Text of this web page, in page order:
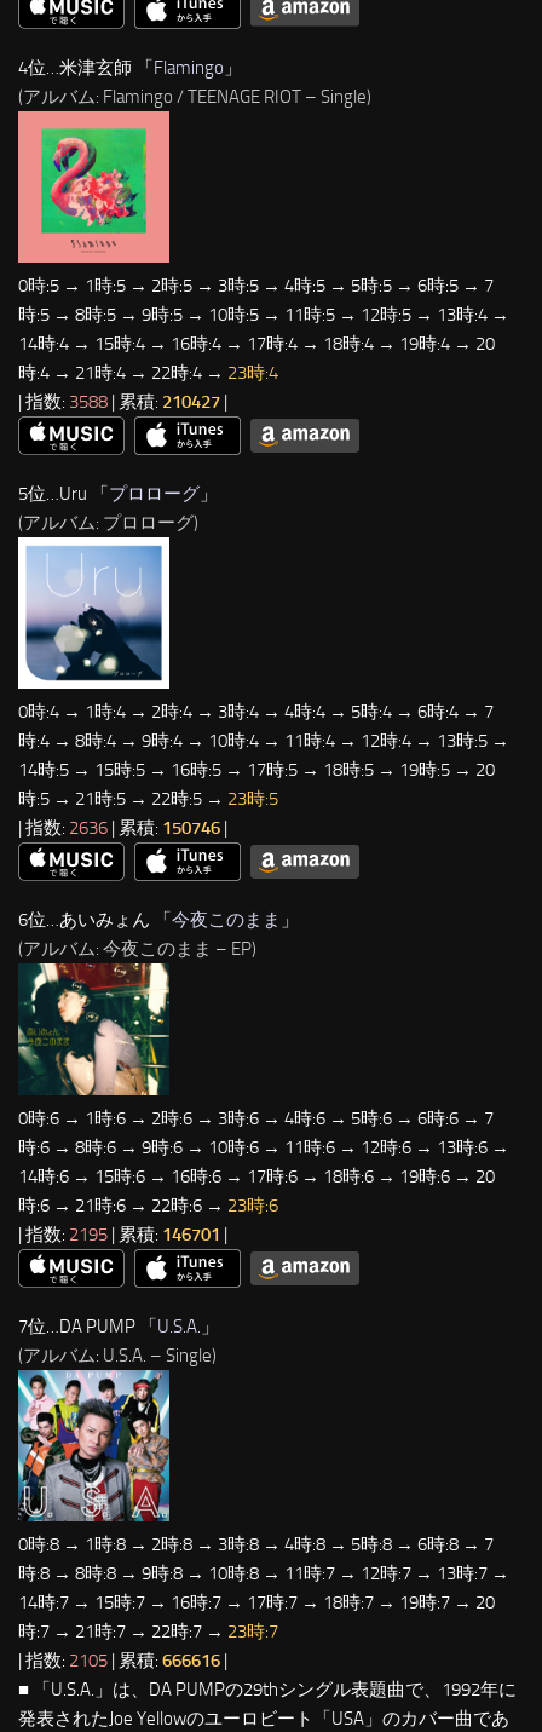
4位…米津玄師 「Flamingo 」
(アルバム: Flamingo / TEENAGE RIOT – Single)
0時:5 → 1時:5 → 2時:5 → 3時:5 → 4時:5 → 5時:5 → 6時:5 → 7
時:5 → 8時:5 → 9時:5 → 10時:5 → 11時:5 → 12時:5 → 13時:4 →
14時:4 → 15時:4 → 16時:4 → 17時:4 → 18時:4 → 19時:4 → 20
時:4 → 21時:4 → 22時:4 → 23時:4
| 指数: 3588 | 累積: 210427 |
5位…Uru 「プロローグ 」
(アルバム: プロローグ)
0時:4 → 1時:4 → 2時:4 → 3時:4 → 4時:4 → 5時:4 → 6時:4 → 7
時:4 → 8時:4 → 9時:4 → 10時:4 → 11時:4 → 12時:4 → 13時:5 →
14時:5 → 15時:5 → 16時:5 → 17時:5 → 18時:5 → 19時:5 → 20
時:5 → 21時:5 → 22時:5 → 23時:5
| 指数: 2636 | 累積: 150746 |
6位…あいみょん 「今夜このまま 」
(アルバム: 今夜このまま – EP)
0時:6 → 1時:6 → 2時:6 → 3時:6 → 4時:6 → 5時:6 → 6時:6 → 7
時:6 → 8時:6 → 9時:6 → 10時:6 → 11時:6 → 12時:6 → 13時:6 →
14時:6 → 15時:6 → 16時:6 → 17時:6 → 18時:6 → 19時:6 → 20
時:6 → 21時:6 → 22時:6 → 23時:6
| 指数: 2195 | 累積: 146701 |
7位…DA PUMP 「U.S.A. 」
(アルバム: U.S.A. – Single)
0時:8 → 1時:8 → 2時:8 → 3時:8 → 4時:8 → 5時:8 → 6時:8 → 7
時:8 → 8時:8 → 9時:8 → 10時:8 → 11時:7 → 12時:7 → 13時:7 →
14時:7 → 15時:7 → 16時:7 → 17時:7 → 18時:7 → 19時:7 → 20
時:7 → 21時:7 → 22時:7 → 23時:7
| 指数: 2105 | 累積: 666616 |
■ 「U.S.A.」は、DA PUMPの29thシングル表題曲で、1992年に
発表されたJoe Yellowのユーロビート「USA」のカバー曲であ